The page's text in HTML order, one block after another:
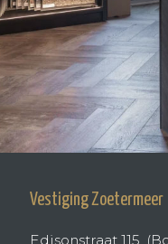
Vestiging Zoetermeer
Edisonstraat 115,